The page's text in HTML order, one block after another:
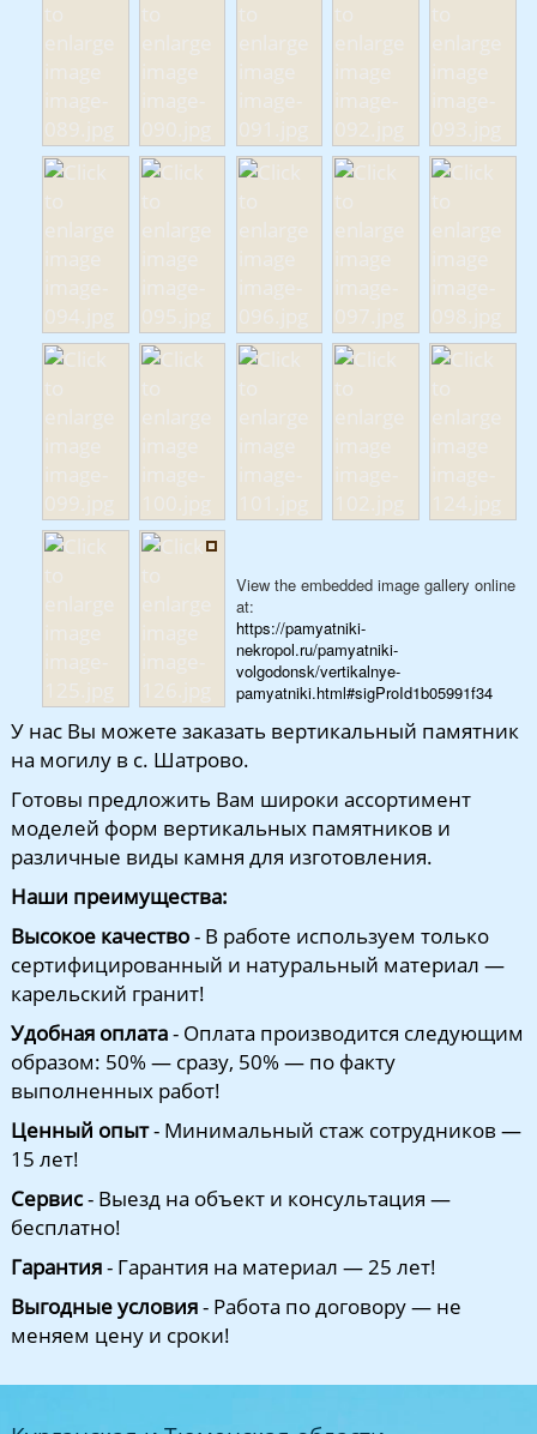
View the embedded image gallery online
at:
https://pamyatniki-
nekropol.ru/pamyatniki-
volgodonsk/vertikalnye-
pamyatniki.html#sigProId1b05991f34
У нас Вы можете заказать вертикальный памятник
на могилу в с. Шатрово.
Готовы предложить Вам широки ассортимент
моделей форм вертикальных памятников и
различные виды камня для изготовления.
Наши преимущества:
Высокое качество- В работе используем только
сертифицированный и натуральный материал —
карельский гранит!
Удобная оплата- Оплата производится следующим
образом: 50% — сразу, 50% — по факту
выполненных работ!
Ценный опыт- Минимальный стаж сотрудников —
15 лет!
Сервис- Выезд на объект и консультация —
бесплатно!
Гарантия- Гарантия на материал — 25 лет!
Выгодные условия- Работа по договору — не
меняем цену и сроки!